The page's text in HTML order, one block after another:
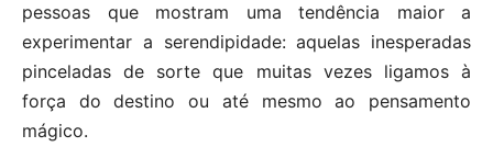
pessoas que mostram uma tendência maior a
experimentar a serendipidade: aquelas inesperadas
pinceladas de sorte que muitas vezes ligamos à
força do destino ou até mesmo ao pensamento
mágico.